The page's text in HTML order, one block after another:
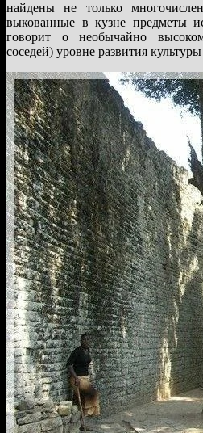
найдены не только
выкованные в кузне предметы
говорит о необычайно
соседей) уровне развития